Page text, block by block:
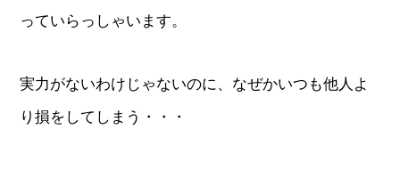
っていらっしゃいます。
実力がないわけじゃないのに、なぜかいつも他人よ
り損をしてしまう・・・